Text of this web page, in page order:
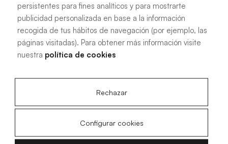
Toutes les dimensions
100 X 70 cm
persistentes para fines analíticos y para mostrarte
publicidad personalizada en base a la información
recogida de tus hábitos de navegación (por ejemplo, las
páginas visitadas). Para obtener más información visite
nuestra política de cookies
Rechazar
Configurar cookies